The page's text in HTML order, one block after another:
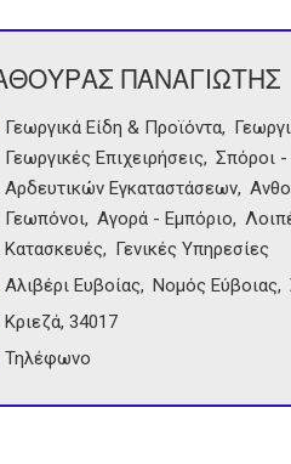
ΠΑΝΑΓΙΩΤΗΣ
Γεωργικά Είδη & Προϊόντα
Γεωργικές Επιχειρήσεις
Σπόροι
Αρδευτικών Εγκαταστάσεων
Γεωπόνοι Αγορά - Εμπόριο
Κατασκευές
Γενικές Υπηρεσίες
Αλιβέρι Ευβοίας
Νομός Εύβοιας
Κριεζά, 34017
Τηλέφωνο